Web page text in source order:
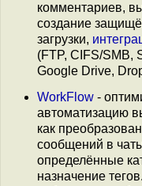
комментариев,
создание
загрузки,
(FTP, CIFS/SMB,
Google Drive,
WorkFlow -
автоматизацию
как
сообщений в
определённые
назначение